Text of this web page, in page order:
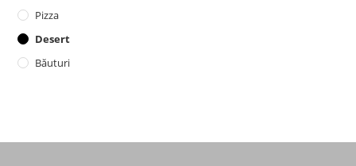
Pizza
Desert
Băuturi